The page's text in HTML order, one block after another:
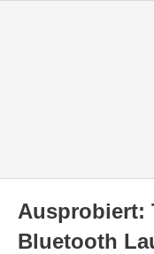
Ausprobiert:
Bluetooth